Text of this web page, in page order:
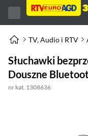
TV, Audio i RTV
Słuchawki
Douszne
nr kat. 1308636